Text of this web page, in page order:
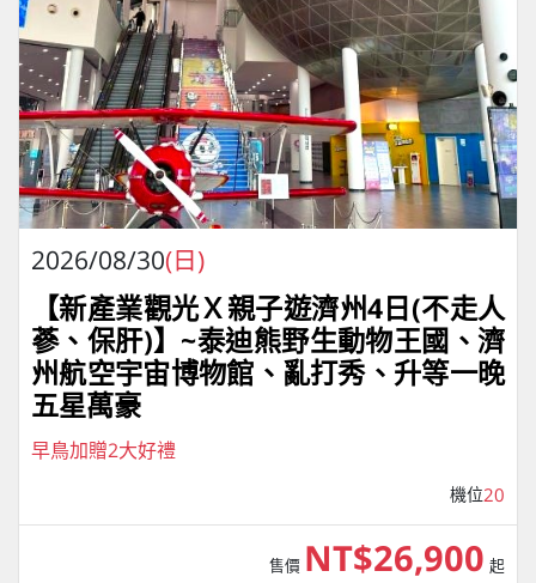
2026/08/30(日)
【新產業觀光Ｘ親子遊濟州4⽇(不走人
蔘、保肝)】~泰迪熊野⽣動物王國、濟
州航空宇宙博物館、亂打秀、升等一晚
五星萬豪
早鳥加贈2大好禮
機位20
售價 NT$26,900 起